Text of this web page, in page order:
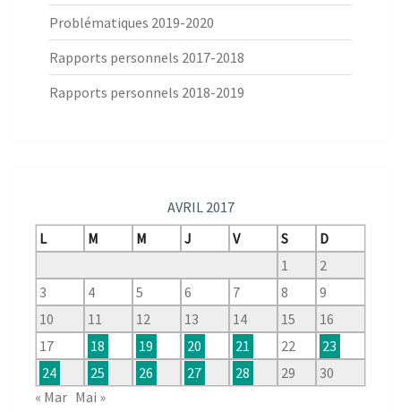
Problématiques 2019-2020
Rapports personnels 2017-2018
Rapports personnels 2018-2019
AVRIL 2017
L
M M J V S
D
1
2
3
4 5 6 7 8
9
10
11 12 13 14 15
16
17
18 19 20 21 22
23
24
25 26 27 28 29
30
« Mar Mai »